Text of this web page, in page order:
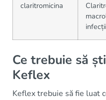
claritromicina
Ce trebuie să
Keflex
Keflex trebuie să fie luat